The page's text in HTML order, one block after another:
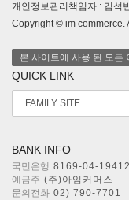
개인정보관리책임자 : 김석
Copyright © im commerce.
본 사이트에 사용 된 모든
QUICK LINK
BANK INFO
국민은행 8169-04-
예금주 (주)아임커머스
문의전화 02) 790-7701